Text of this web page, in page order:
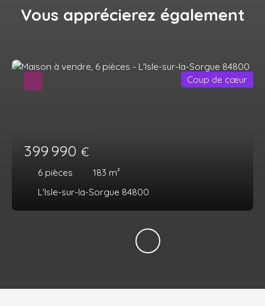
Vous apprécierez également
399 990 €
6 pièces 183 m²
L'Isle-sur-la-Sorgue 84800
Coup de cœur